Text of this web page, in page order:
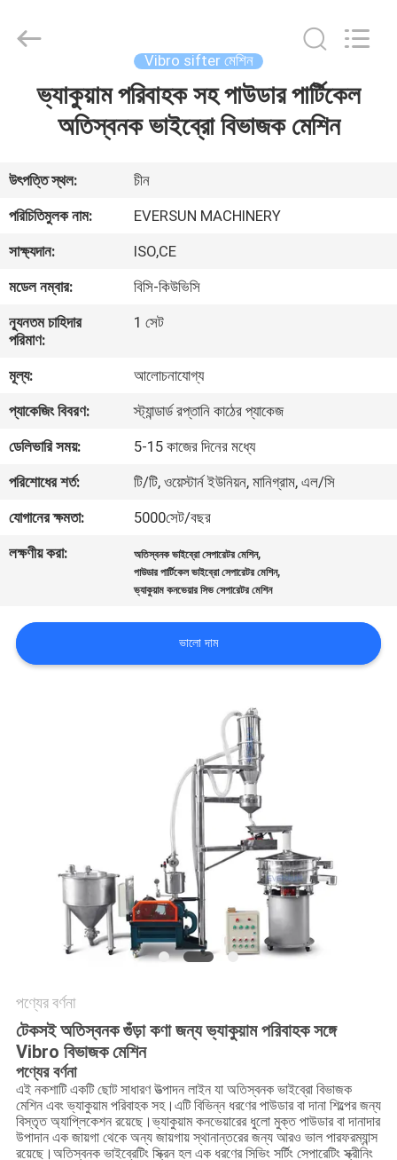
VR
প্রদর্শন
আমাদের
সম্পর্কে
কারখানা
ভ্রমণ
মান
নিয়ন্ত্রণ
যোগাযোগ
উদ্ধৃতির
Vibro sifter মেশিন
ভ্যাকুয়াম পরিবাহক সহ পাউডার পার্টিকেল
অতিস্বনক ভাইব্রো বিভাজক মেশিন
উৎপত্তি স্থল:
চীন
পরিচিতিমুলক নাম:
EVERSUN MACHINERY
সাক্ষ্যদান:
ISO,CE
মডেল নম্বার:
বিসি-কিউভিসি
ন্যূনতম চাহিদার
পরিমাণ:
1 সেট
মূল্য:
আলোচনাযোগ্য
প্যাকেজিং বিবরণ:
স্ট্যান্ডার্ড রপ্তানি কাঠের প্যাকেজ
ডেলিভারি সময়:
5-15 কাজের দিনের মধ্যে
পরিশোধের শর্ত:
টি/টি, ওয়েস্টার্ন ইউনিয়ন, মানিগ্রাম, এল/সি
যোগানের ক্ষমতা:
5000সেট/বছর
লক্ষণীয় করা:
অতিস্বনক ভাইব্রো সেপারেটর মেশিন,
পাউডার পার্টিকেল ভাইব্রো সেপারেটর মেশিন,
ভ্যাকুয়াম কনভেয়ার সিভ সেপারেটর মেশিন
ভালো দাম
পণ্যের বর্ণনা
টেকসই অতিস্বনক গুঁড়া কণা জন্য ভ্যাকুয়াম পরিবাহক সঙ্গে
Vibro বিভাজক মেশিন
পণ্যের বর্ণনা
এই নকশাটি একটি ছোট সাধারণ উত্পাদন লাইন যা অতিস্বনক ভাইব্রো বিভাজক
মেশিন এবং ভ্যাকুয়াম পরিবাহক সহ।এটি বিভিন্ন ধরণের পাউডার বা দানা শিল্পের জন্য
বিস্তৃত অ্যাপ্লিকেশন রয়েছে।ভ্যাকুয়াম কনভেয়ারের ধুলো মুক্ত পাউডার বা দানাদার
উপাদান এক জায়গা থেকে অন্য জায়গায় স্থানান্তরের জন্য আরও ভাল পারফরম্যান্স
রয়েছে।অতিস্বনক ভাইব্রেটিং স্ক্রিন হল এক ধরণের সিভিং সর্টিং সেপারেটিং স্ক্রীনিং